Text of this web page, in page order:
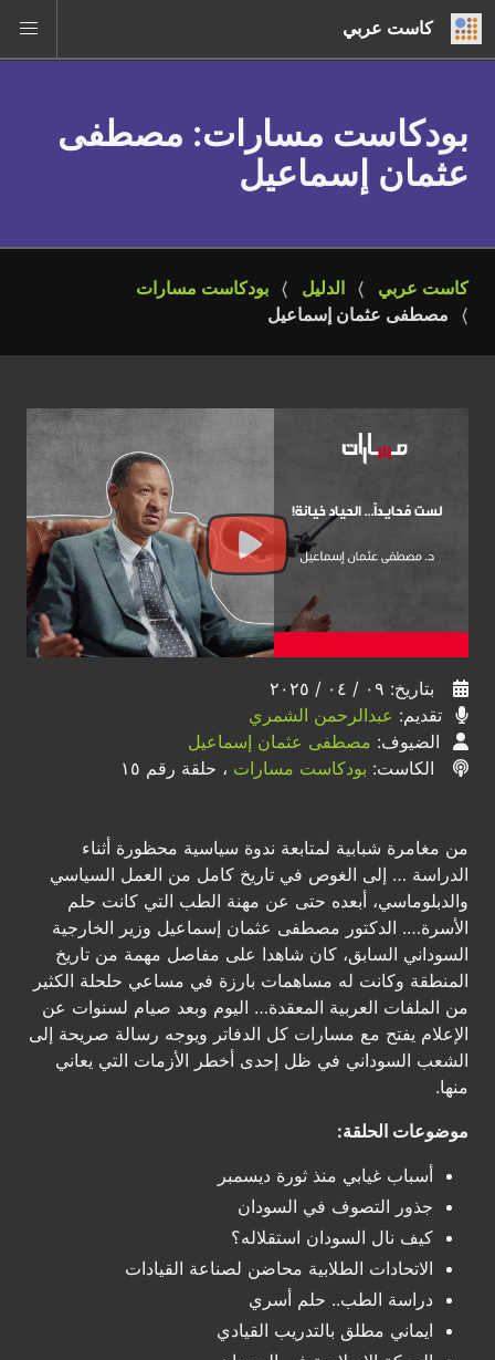
كاست عربي
بودكاست مسارات: مصطفى
عثمان إسماعيل
كاست عربي الدليل
بودكاست مسارات
مصطفى عثمان إسماعيل
بتاريخ: ٠٩ / ٠٤ / ٢٠٢٥
تقديم: عبدالرحمن الشمري
الضيوف: مصطفى عثمان إسماعيل
الكاست: بودكاست مسارات ، حلقة رقم ١٥
من مغامرة شبابية لمتابعة ندوة سياسية محظورة أثناء
الدراسة … إلى الغوص في تاريخ كامل من العمل السياسي
والدبلوماسي، أبعده حتى عن مهنة الطب التي كانت حلم
الأسرة…. الدكتور مصطفى عثمان إسماعيل وزير الخارجية
السوداني السابق، كان شاهدا على مفاصل مهمة من تاريخ
المنطقة وكانت له مساهمات بارزة في مساعي حلحلة الكثير
من الملفات العربية المعقدة… اليوم وبعد صيام لسنوات عن
الإعلام يفتح مع مسارات كل الدفاتر ويوجه رسالة صريحة إلى
الشعب السوداني في ظل إحدى أخطر الأزمات التي يعاني
منها.
موضوعات الحلقة:
أسباب غيابي منذ ثورة ديسمبر
جذور التصوف في السودان
كيف نال السودان استقلاله؟
الاتحادات الطلابية محاضن لصناعة القيادات
دراسة الطب.. حلم أسري
ايماني مطلق بالتدريب القيادي